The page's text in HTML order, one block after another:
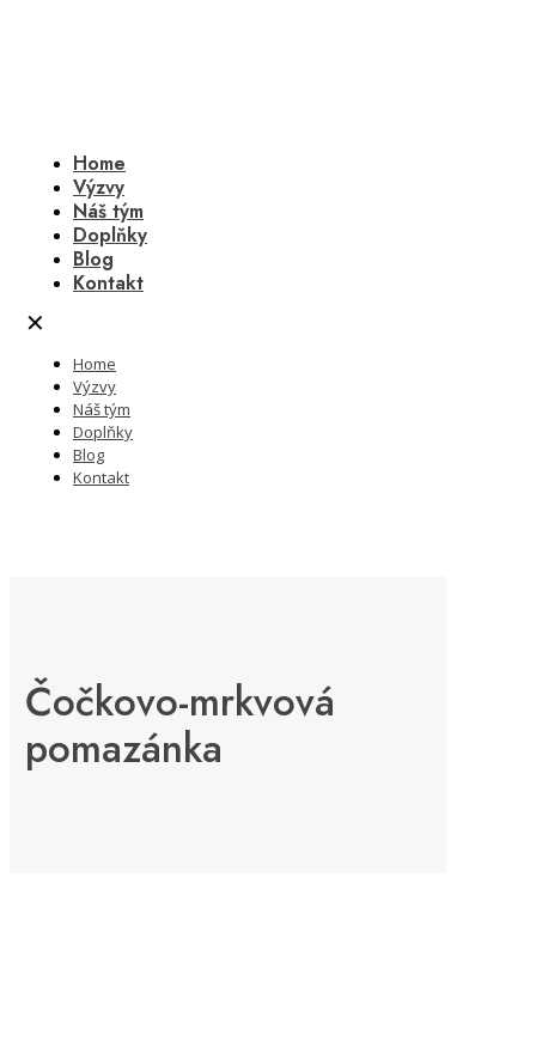
Home
Výzvy
Náš tým
Doplňky
Blog
Kontakt
✕
Home
Výzvy
Náš tým
Doplňky
Blog
Kontakt
Čočkovo-mrkvová
pomazánka